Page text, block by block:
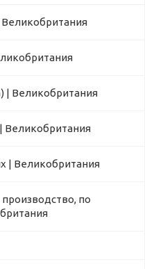
| Великобритания
Великобритания
| Великобритания
по